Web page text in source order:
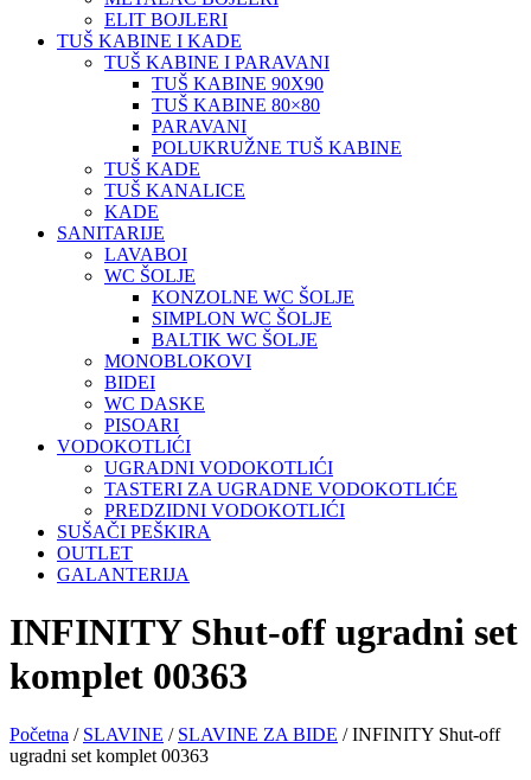
ELIT BOJLERI
TUŠ KABINE I KADE
TUŠ KABINE I PARAVANI
TUŠ KABINE 90X90
TUŠ KABINE 80×80
PARAVANI
POLUKRUŽNE TUŠ KABINE
TUŠ KADE
TUŠ KANALICE
KADE
SANITARIJE
LAVABOI
WC ŠOLJE
KONZOLNE WC ŠOLJE
SIMPLON WC ŠOLJE
BALTIK WC ŠOLJE
MONOBLOKOVI
BIDEI
WC DASKE
PISOARI
VODOKOTLIĆI
UGRADNI VODOKOTLIĆI
TASTERI ZA UGRADNE VODOKOTLIĆE
PREDZIDNI VODOKOTLIĆI
SUŠAČI PEŠKIRA
OUTLET
GALANTERIJA
INFINITY Shut-off ugradni set
komplet 00363
Početna / SLAVINE / SLAVINE ZA BIDE / INFINITY Shut-off
ugradni set komplet 00363